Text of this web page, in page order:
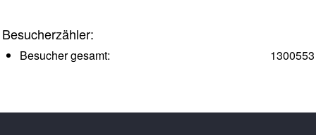
Besucherzähler:
1300553
Besucher gesamt: